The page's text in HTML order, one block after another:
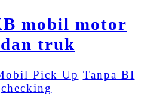
Pick Up Tanpa BI
checking